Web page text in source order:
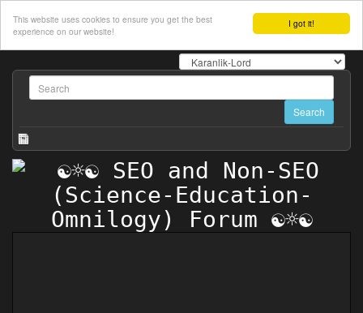
I got it!
This website uses cookies to ensure you get the best
experience on our website!